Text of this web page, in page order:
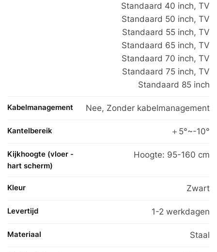
Standaard 40 inch, TV
Standaard 50 inch, TV
Standaard 55 inch, TV
Standaard 65 inch, TV
Standaard 70 inch, TV
Standaard 75 inch, TV
Standaard 85 inch
Kabelmanagement Nee, Zonder kabelmanagement
Kantelbereik ＋5°~-10°
Kijkhoogte (vloer -
hart scherm)
Hoogte: 95-160 cm
Kleur Zwart
Levertijd 1-2 werkdagen
Materiaal Staal